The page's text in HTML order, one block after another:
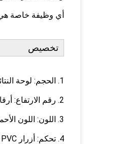
أي وظيفة خاصة
تخصيص
1. الحجم: لوحة النتائج - 1500 مم * 4000 مم * 120 مم / اسم الفريق: 384 مم * 1536 مم
2. رقم الارتفاع: أرقام لوحة النتائج - 20 '' 500mm / اسم الفريق: Pitch16mm
3. اللون: اللون الأحمر (يمكن أن تجعل أيضا باللون الأخضر والأصفر والأزرق والأبيض)
4. تحكم: أزرار PVC تحكم مربع لنوع اللاسلكية أو برامج الكمبيوتر.